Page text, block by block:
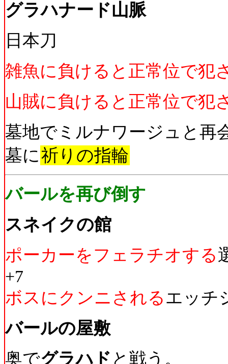
グラハナード山脈
日本刀
雑魚に負けると正常位で犯
山賊に負けると正常位で犯
墓地でミルナワージュと再
墓に祈りの指輪
バールを再び倒す
スネイクの館
ポーカーをフェラチオする
+7
ボスにクンニされるエッチ
バールの屋敷
奥でグラハド と戦う。